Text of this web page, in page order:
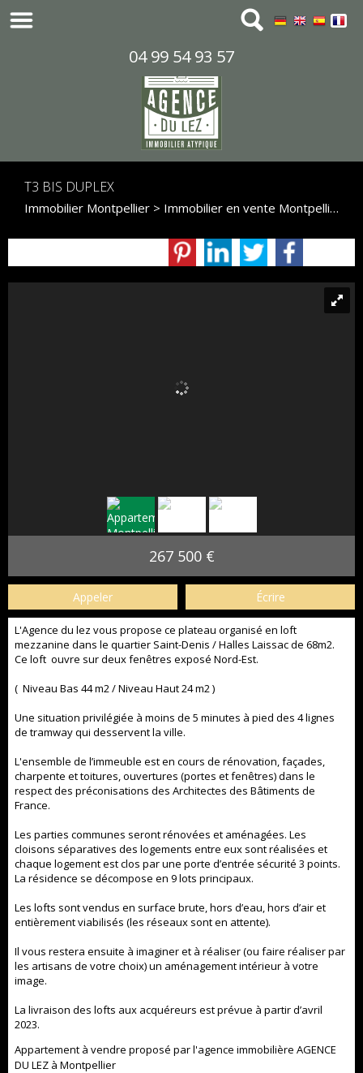
04 99 54 93 57
T3 BIS DUPLEX
Immobilier Montpellier > Immobilier en vente Montpellier
267 500 €
Appeler Écrire
L'Agence du lez vous propose ce plateau organisé en loft
mezzanine dans le quartier Saint-Denis / Halles Laissac de 68m2.
Ce loft ouvre sur deux fenêtres exposé Nord-Est.
( Niveau Bas 44 m2 / Niveau Haut 24 m2 )
Une situation privilégiée à moins de 5 minutes à pied des 4 lignes
de tramway qui desservent la ville.
L'ensemble de l’immeuble est en cours de rénovation, façades,
charpente et toitures, ouvertures (portes et fenêtres) dans le
respect des préconisations des Architectes des Bâtiments de
France.
Les parties communes seront rénovées et aménagées. Les
cloisons séparatives des logements entre eux sont réalisées et
chaque logement est clos par une porte d’entrée sécurité 3 points.
La résidence se décompose en 9 lots principaux.
Les lofts sont vendus en surface brute, hors d’eau, hors d’air et
entièrement viabilisés (les réseaux sont en attente).
Il vous restera ensuite à imaginer et à réaliser (ou faire réaliser par
les artisans de votre choix) un aménagement intérieur à votre
image.
La livraison des lofts aux acquéreurs est prévue à partir d’avril
2023.
Appartement à vendre proposé par l'agence immobilière AGENCE
DU LEZ à Montpellier